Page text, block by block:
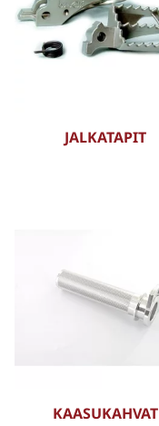
JALKATAPIT
KAASUKAHVAT